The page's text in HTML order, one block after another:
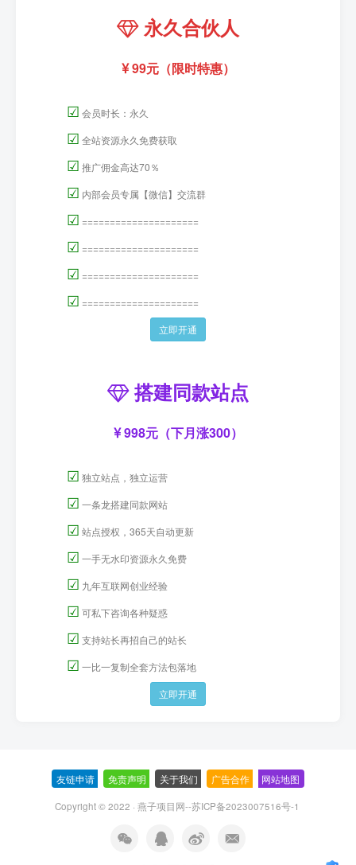
永久合伙人
99元（限时特惠）
☑ 会员时长：永久
☑ 全站资源永久免费获取
☑ 推广佣金高达70％
☑ 内部会员专属【微信】交流群
☑ =====================
☑ =====================
☑ =====================
☑ =====================
立即开通
搭建同款站点
998元（下月涨300）
☑ 独立站点，独立运营
☑ 一条龙搭建同款网站
☑ 站点授权，365天自动更新
☑ 一手无水印资源永久免费
☑ 九年互联网创业经验
☑ 可私下咨询各种疑惑
☑ 支持站长再招自己的站长
☑ 一比一复制全套方法包落地
立即开通
友链申请 免责声明 关于我们 广告合作 网站地图
Copyright © 2022 · 燕子项目网--苏ICP备2023007516号-1